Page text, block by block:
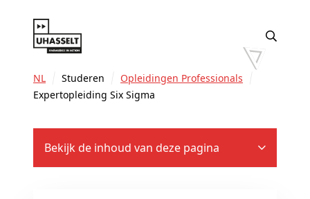
NL Studeren
Opleidingen Professionals
Expertopleiding Six Sigma
Bekijk de inhoud van deze pagina